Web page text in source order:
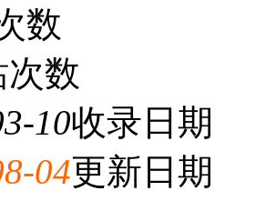
数
次数
10收录日期
04更新日期